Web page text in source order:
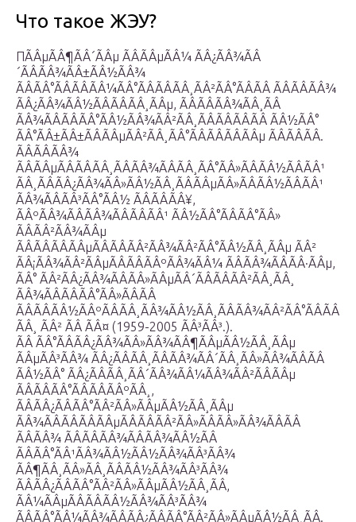
Что такое ЖЭУ?
ПÃÂµÃÂ¶ÃÂ´ÃÂµ ÃÂÃÂµÃÂ¼ ÃÂ¿ÃÂ¾ÃÂ
´ÃÂÃÂ¾ÃÂ±ÃÂ½ÃÂ¾
ÃÂÃÂ°ÃÂÃÂÃÂ¼ÃÂ°ÃÂÃÂÃÂ¸ÃÂ²ÃÂ°ÃÂÃÂ ÃÂÃÂÃÂ¾
ÃÂ¿ÃÂ¾ÃÂ½ÃÂÃÂÃÂ¸ÃÂµ, ÃÂÃÂÃÂ¾ÃÂ¸ÃÂ
ÃÂ¾ÃÂÃÂÃÂ°ÃÂ½ÃÂ¾ÃÂ²ÃÂ¸ÃÂÃÂÃÂÃÂ ÃÂ½ÃÂ°
ÃÂ°ÃÂ±ÃÂ±ÃÂÃÂµÃÂ²ÃÂ¸ÃÂ°ÃÂÃÂÃÂÃÂµ ÃÂÃÂ­ÃÂ.
ÃÂ­ÃÂÃÂ¾
ÃÂÃÂµÃÂÃÂÃÂ¸ÃÂÃÂ¾ÃÂÃÂ¸ÃÂ°ÃÂ»ÃÂÃÂ½ÃÂÃÂ¹
ÃÂ¸ÃÂÃÂ¿ÃÂ¾ÃÂ»ÃÂ½ÃÂ¸ÃÂÃÂµÃÂ»ÃÂÃÂ½ÃÂÃÂ¹
ÃÂ¾ÃÂÃÂ³ÃÂ°ÃÂ½ ÃÂÃÂÃÂ¥,
ÃÂºÃÂ¾ÃÂÃÂ¾ÃÂÃÂÃÂ¹ ÃÂ½ÃÂ°ÃÂÃÂ°ÃÂ»
ÃÂÃÂ²ÃÂ¾ÃÂµ
ÃÂÃÂÃÂÃÂµÃÂÃÂÃÂ²ÃÂ¾ÃÂ²ÃÂ°ÃÂ½ÃÂ¸ÃÂµ ÃÂ²
ÃÂ¡ÃÂ¾ÃÂ²ÃÂµÃÂÃÂÃÂºÃÂ¾ÃÂ¼ ÃÂÃÂ¾ÃÂÃÂ·ÃÂµ,
ÃÂ° ÃÂ²ÃÂ¿ÃÂ¾ÃÂÃÂ»ÃÂµÃÂ´ÃÂÃÂÃÂ²ÃÂ¸ÃÂ¸
ÃÂ¾ÃÂÃÂÃÂ°ÃÂ»ÃÂÃÂ
ÃÂÃÂÃÂ½ÃÂºÃÂÃÂ¸ÃÂ¾ÃÂ½ÃÂ¸ÃÂÃÂ¾ÃÂ²ÃÂ°ÃÂÃÂ
ÃÂ¸ ÃÂ² ÃÂ ÃÂ¤ (1959-2005 ÃÂ³ÃÂ³.).
ÃÂ ÃÂ°ÃÂÃÂ¿ÃÂ¾ÃÂ»ÃÂ¾ÃÂ¶ÃÂµÃÂ½ÃÂ¸ÃÂµ
ÃÂµÃÂ³ÃÂ¾ ÃÂ¿ÃÂÃÂ¸ÃÂÃÂ¾ÃÂ´ÃÂ¸ÃÂ»ÃÂ¾ÃÂÃÂ
ÃÂ½ÃÂ° ÃÂ¿ÃÂÃÂ¸ÃÂ´ÃÂ¾ÃÂ¼ÃÂ¾ÃÂ²ÃÂÃÂµ
ÃÂÃÂÃÂ°ÃÂÃÂÃÂºÃÂ¸,
ÃÂÃÂ¿ÃÂÃÂ°ÃÂ²ÃÂ»ÃÂµÃÂ½ÃÂ¸ÃÂµ
ÃÂ¾ÃÂÃÂÃÂÃÂµÃÂÃÂÃÂ²ÃÂ»ÃÂÃÂ»ÃÂ¾ÃÂÃÂ
ÃÂÃÂ¾ ÃÂÃÂÃÂ¾ÃÂÃÂ¾ÃÂ½ÃÂ
ÃÂÃÂ°ÃÂ¹ÃÂ¾ÃÂ½ÃÂ½ÃÂ¾ÃÂ³ÃÂ¾
ÃÂ¶ÃÂ¸ÃÂ»ÃÂ¸ÃÂÃÂ½ÃÂ¾ÃÂ³ÃÂ¾
ÃÂÃÂ¿ÃÂÃÂ°ÃÂ²ÃÂ»ÃÂµÃÂ½ÃÂ¸ÃÂ,
ÃÂ¼ÃÂµÃÂÃÂÃÂ½ÃÂ¾ÃÂ³ÃÂ¾
ÃÂÃÂ°ÃÂ¼ÃÂ¾ÃÂÃÂ¿ÃÂÃÂ°ÃÂ²ÃÂ»ÃÂµÃÂ½ÃÂ¸ÃÂ.